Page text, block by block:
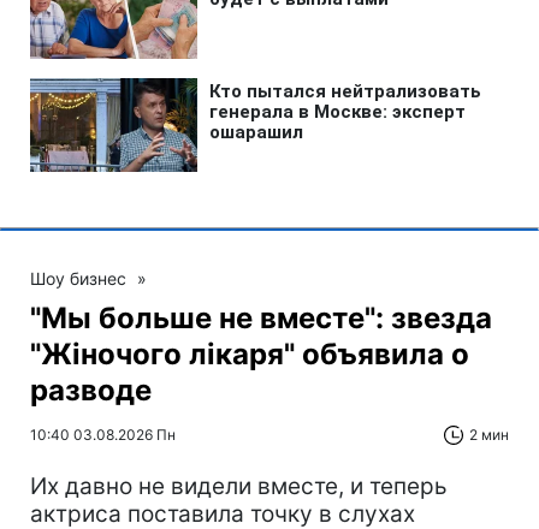
Шоу бизнес »
"Мы больше не вместе": звезда
"Жіночого лікаря" объявила о
разводе
10:40 03.08.2026 Пн 2 мин
Их давно не видели вместе, и теперь
актриса поставила точку в слухах